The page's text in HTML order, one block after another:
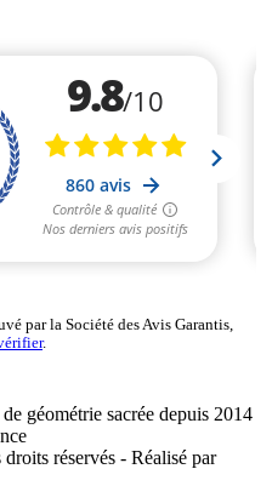
par la Société des Avis Garantis,
.
géométrie sacrée depuis 2014
réservés - Réalisé par